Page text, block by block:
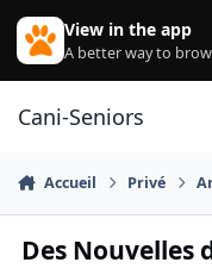
Aller au contenu
View in the app
A better way to
Cani-Seniors
Accueil Privé
Des Nouvelles